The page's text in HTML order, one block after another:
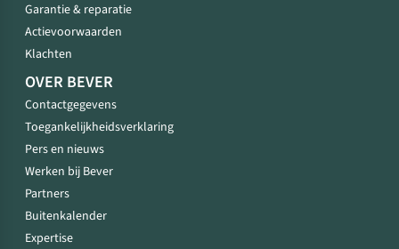
Garantie & reparatie
Actievoorwaarden
Klachten
OVER BEVER
Contactgegevens
Toegankelijkheidsverklaring
Pers en nieuws
Werken bij Bever
Partners
Buitenkalender
Expertise